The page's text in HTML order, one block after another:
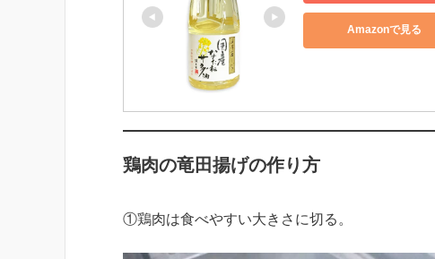
Amazonで見る
鶏肉の竜田揚げの作り方
①鶏肉は食べやすい大きさに切る。